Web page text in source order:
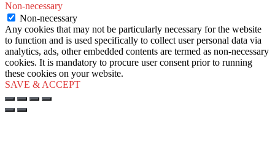
Non-necessary
Non-necessary
Any cookies that may not be particularly necessary for the website
to function and is used specifically to collect user personal data via
analytics, ads, other embedded contents are termed as non-necessary
cookies. It is mandatory to procure user consent prior to running
these cookies on your website.
SAVE & ACCEPT